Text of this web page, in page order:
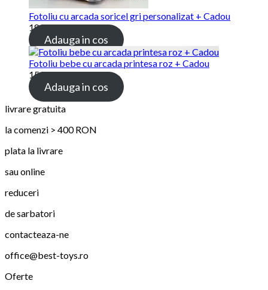
Fotoliu cu arcada soricel gri personalizat + Cadou
189.00 lei
Adauga in cos
Fotoliu bebe cu arcada printesa roz + Cadou
159.00 lei
Adauga in cos
livrare gratuita
la comenzi > 400 RON
plata la livrare
sau online
reduceri
de sarbatori
contacteaza-ne
office@best-toys.ro
Oferte